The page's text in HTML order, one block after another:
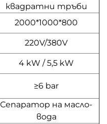
квадратни тръби
2000*1000*800
220V/380V
4 kW / 5,5 kW
≥6 bar
Сепаратор на масло-
вода